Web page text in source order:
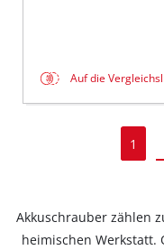
Auf die
1
Akkuschrauber zählen
heimischen Werkstatt.